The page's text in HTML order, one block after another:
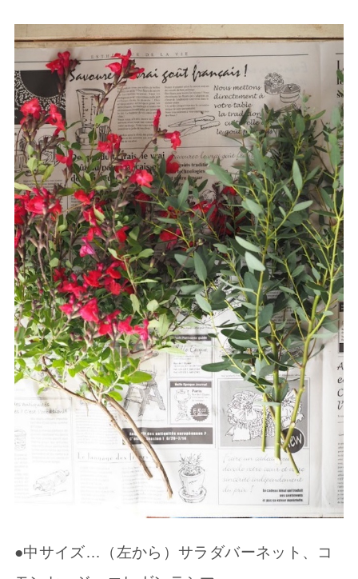
●中サイズ…（左から）サラダバーネット、コ